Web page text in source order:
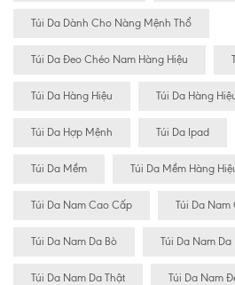
Túi Da Dành Cho Nàng Mệnh Thổ
Túi Da Đeo Chéo Nam Hàng Hiệu
Túi Da Hàng Hiệu Túi Da Hàng
Túi Da Hợp Mệnh Túi Da Ipad
Túi Da Mềm Túi Da Mềm Hàng
Túi Da Nam Cao Cấp Túi Da Nam
Túi Da Nam Da Bò Túi Da Nam Da
Túi Da Nam Da Thật Túi Da Nam